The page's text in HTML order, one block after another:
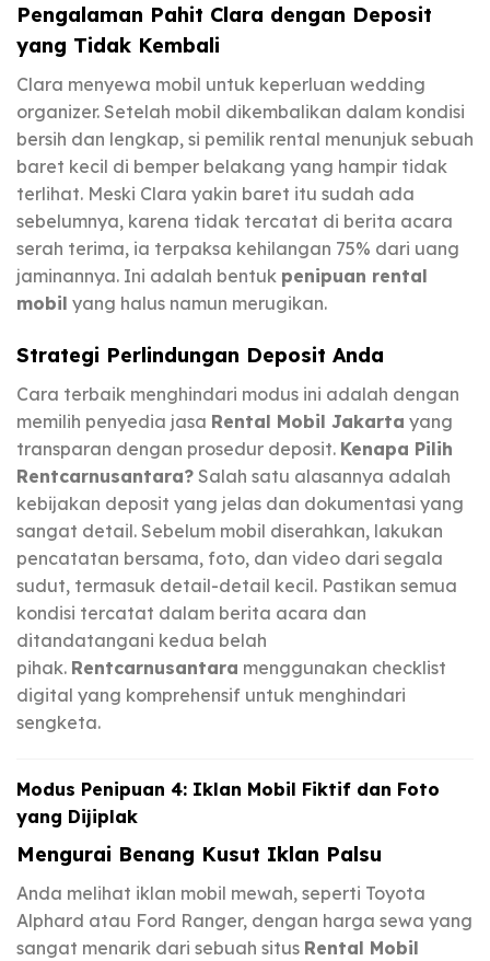
Pengalaman Pahit Clara dengan Deposit
yang Tidak Kembali
Clara menyewa mobil untuk keperluan wedding
organizer. Setelah mobil dikembalikan dalam kondisi
bersih dan lengkap, si pemilik rental menunjuk sebuah
baret kecil di bemper belakang yang hampir tidak
terlihat. Meski Clara yakin baret itu sudah ada
sebelumnya, karena tidak tercatat di berita acara
serah terima, ia terpaksa kehilangan 75% dari uang
jaminannya. Ini adalah bentuk penipuan rental
mobil yang halus namun merugikan.
Strategi Perlindungan Deposit Anda
Cara terbaik menghindari modus ini adalah dengan
memilih penyedia jasa Rental Mobil Jakarta yang
transparan dengan prosedur deposit. Kenapa Pilih
Rentcarnusantara? Salah satu alasannya adalah
kebijakan deposit yang jelas dan dokumentasi yang
sangat detail. Sebelum mobil diserahkan, lakukan
pencatatan bersama, foto, dan video dari segala
sudut, termasuk detail-detail kecil. Pastikan semua
kondisi tercatat dalam berita acara dan
ditandatangani kedua belah
pihak. Rentcarnusantara menggunakan checklist
digital yang komprehensif untuk menghindari
sengketa.
Modus Penipuan 4: Iklan Mobil Fiktif dan Foto
yang Dijiplak
Mengurai Benang Kusut Iklan Palsu
Anda melihat iklan mobil mewah, seperti Toyota
Alphard atau Ford Ranger, dengan harga sewa yang
sangat menarik dari sebuah situs Rental Mobil